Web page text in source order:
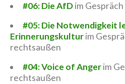
#06: Die AfDim
#05: Die Notwendigkeit
Erinnerungskulturim
rechtsaußen
#04: Voice of Angerim
rechtsaußen